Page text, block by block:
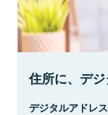
住所に、デジ
デジタルアドレ